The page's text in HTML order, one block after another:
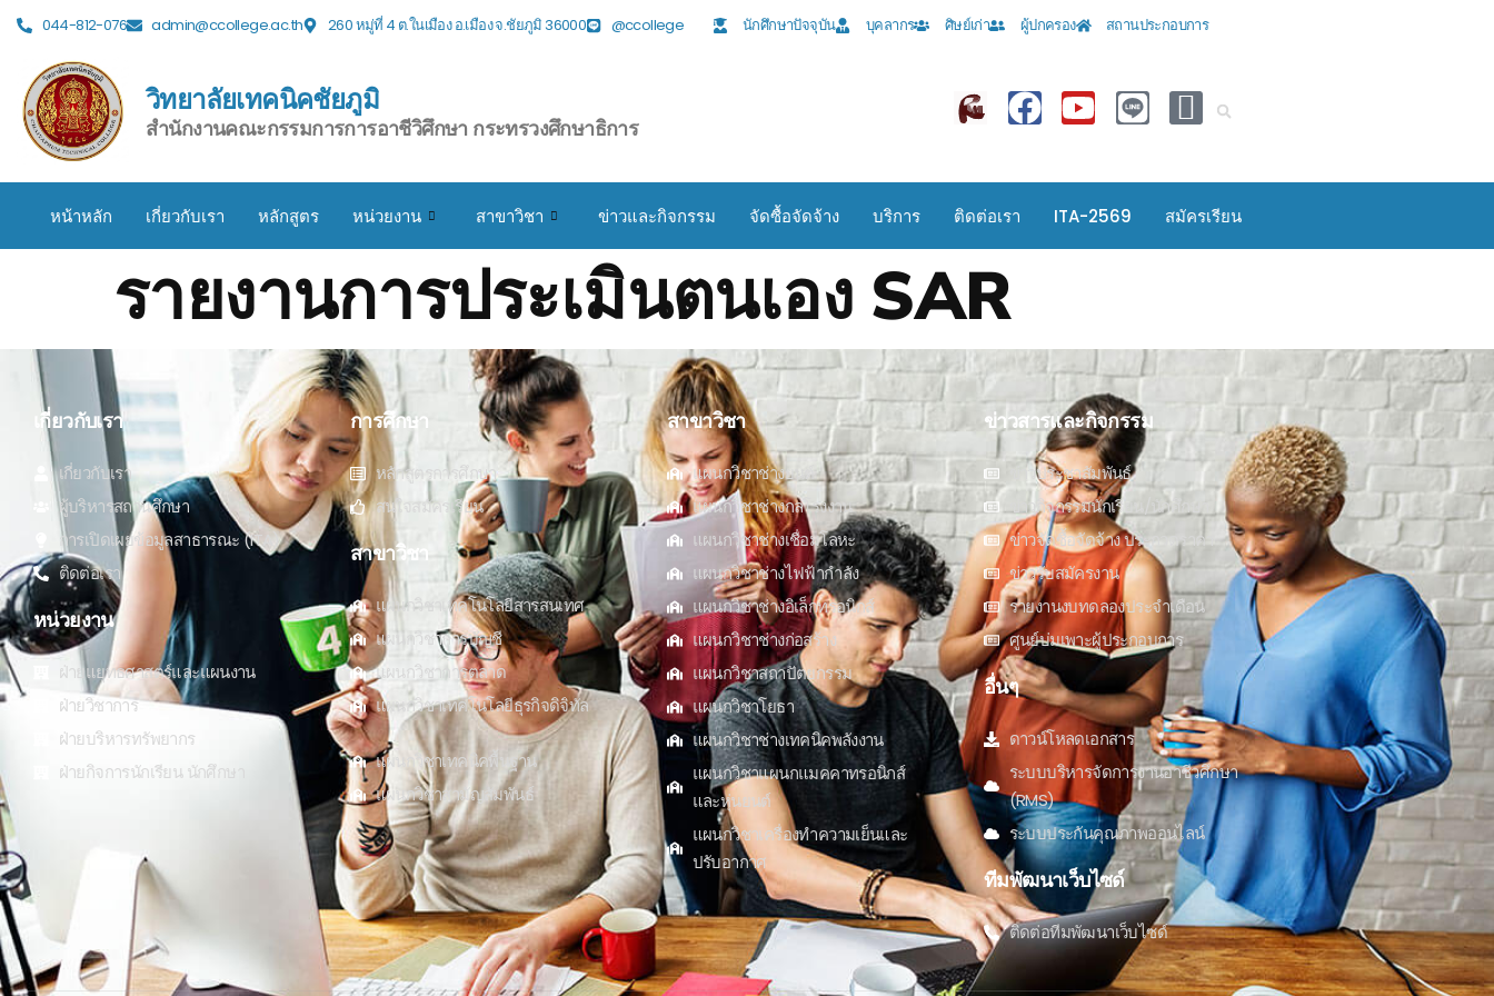
044-812-076 admin@ccollege.ac.th 260 หมู่ที่ 4 ต.ในเมือง อ.เมือง จ.ชัยภูมิ 36000 @ccollege นักศึกษาปัจจุบัน บุคลากร ศิษย์เก่า ผู้ปกครอง สถานประกอบการ
วิทยาลัยเทคนิคชัยภูมิ
สำนักงานคณะกรรมการการอาชีวิศึกษา กระทรวงศึกษาธิการ
หน้าหลัก เกี่ยวกับเรา หลักสูตร หน่วยงาน สาขาวิชา ข่าวและกิจกรรม จัดซื้อจัดจ้าง บริการ ติดต่อเรา ITA-2569 สมัครเรียน
รายงานการประเมินตนเอง SAR
เกี่ยวกับเรา
เกี่ยวกับเรา
ผู้บริหารสถานศึกษา
การเปิดเผยข้อมูลสาธารณะ (ITA)
ติดต่อเรา
หน่วยงาน
ฝ่ายแยุทธศาสตร์และแผนงาน
ฝ่ายวิชาการ
ฝ่ายบริหารทรัพยากร
ฝ่ายกิจการนักเรียน นักศึกษา
การศึกษา
หลักสูตรการศึกษา
สนใจสมัครเรียน
สาขาวิชา
แผนกวิชาเทคโนโลยีสารสนเทศ
แผนกวิชาการบัญชี
แผนกวิชาการตลาด
แผนกวิชาเทคโนโลยีธุรกิจดิจิทัล
แผนกวิชาเทคนิคพื้นฐาน
แผนกวิชาสามัญสัมพันธ์
สาขาวิชา
แผนกวิชาช่างยนต์
แผนกวิชาช่างกลโรงงาน
แผนกวิชาช่างเชื่อมโลหะ
แผนกวิชาช่างไฟฟ้ากำลัง
แผนกวิชาช่างอิเล็กทรอนิกส์
แผนกวิชาช่างก่อสร้าง
แผนกวิชาสถาปัตยกรรม
แผนกวิชาโยธา
แผนกวิชาช่างเทคนิคพลังงาน
แผนกวิชาแผนกแมคคาทรอนิกส์
และหุ่นยนต์
แผนกวิชาเครื่องทำความเย็นและ
ปรับอากาศ
ข่าวสารและกิจกรรม
ข่าวประชาสัมพันธ์
ข่าวกิจกรรมนักเรียน/นักศึกษา
ข่าวจัดซื้อจัดจ้าง ประกวดราคา
ข่าวรับสมัครงาน
รายงานงบทดลองประจำเดือน
ศูนย์บ่มเพาะผู้ประกอบการ
อื่นๆ
ดาวน์โหลดเอกสาร
ระบบบริหารจัดการงานอาชีวศึกษา
(RMS)
ระบบประกันคุณภาพออนไลน์
ทีมพัฒนาเว็บไซด์
ติดต่อทีมพัฒนาเว็บไซด์